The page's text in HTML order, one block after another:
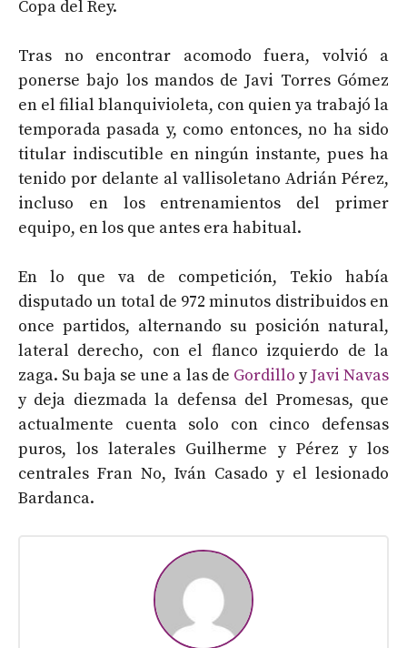
Copa del Rey.
Tras no encontrar acomodo fuera, volvió a
ponerse bajo los mandos de Javi Torres Gómez
en el filial blanquivioleta, con quien ya trabajó la
temporada pasada y, como entonces, no ha sido
titular indiscutible en ningún instante, pues ha
tenido por delante al vallisoletano Adrián Pérez,
incluso en los entrenamientos del primer
equipo, en los que antes era habitual.
En lo que va de competición, Tekio había
disputado un total de 972 minutos distribuidos en
once partidos, alternando su posición natural,
lateral derecho, con el flanco izquierdo de la
zaga. Su baja se une a las de Gordillo yJavi Navas
y deja diezmada la defensa del Promesas, que
actualmente cuenta solo con cinco defensas
puros, los laterales Guilherme y Pérez y los
centrales Fran No, Iván Casado y el lesionado
Bardanca.